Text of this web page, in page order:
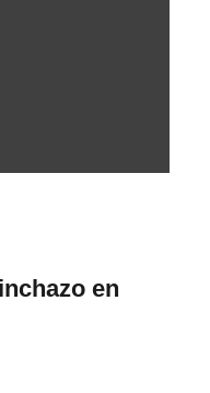
en